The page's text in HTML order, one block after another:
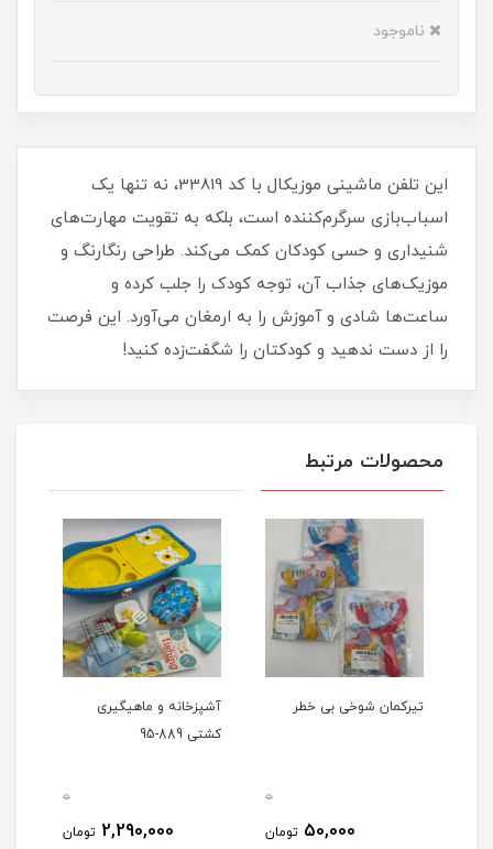
ناموجود
این تلفن ماشینی موزیکال با کد 33819، نه تنها یک
اسباب‌بازی سرگرم‌کننده است، بلکه به تقویت مهارت‌های
شنیداری و حسی کودکان کمک می‌کند. طراحی رنگارنگ و
موزیک‌های جذاب آن، توجه کودک را جلب کرده و
ساعت‌ها شادی و آموزش را به ارمغان می‌آورد. این فرصت
را از دست ندهید و کودکتان را شگفت‌زده کنید!
محصولات مرتبط
تیرکمان شوخی بی خطر
0
50,000 تومان
آشپزخانه و ماهیگیری
کشتی 889-95
0
2,290,000 تومان